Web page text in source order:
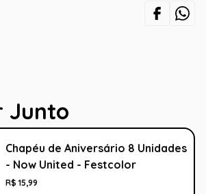
Junto
Chapéu de Aniversário 8 Unidades
- Now United - Festcolor
R$ 15,99